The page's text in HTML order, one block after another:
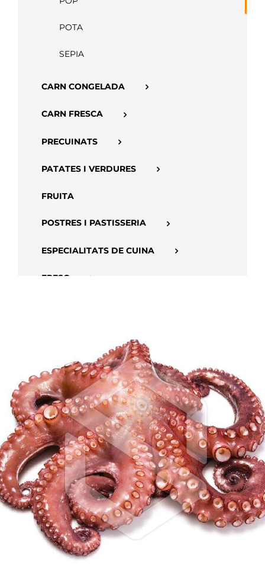
POTA
SEPIA
CARN CONGELADA
CARN FRESCA
PRECUINATS
PATATES I VERDURES
FRUITA
POSTRES I PASTISSERIA
ESPECIALITATS DE CUINA
FRESC